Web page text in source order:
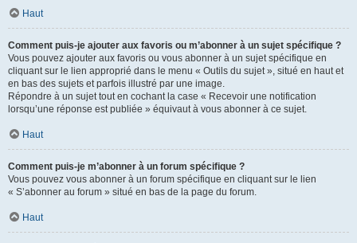
Haut
Comment puis-je ajouter aux favoris ou m’abonner à un sujet spécifique ?
Vous pouvez ajouter aux favoris ou vous abonner à un sujet spécifique en
cliquant sur le lien approprié dans le menu « Outils du sujet », situé en haut et
en bas des sujets et parfois illustré par une image.
Répondre à un sujet tout en cochant la case « Recevoir une notification
lorsqu’une réponse est publiée » équivaut à vous abonner à ce sujet.
Haut
Comment puis-je m’abonner à un forum spécifique ?
Vous pouvez vous abonner à un forum spécifique en cliquant sur le lien
« S’abonner au forum » situé en bas de la page du forum.
Haut